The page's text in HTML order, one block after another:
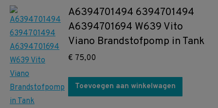
A6394701494 6394701494
A6394701694 W639 Vito
Viano Brandstofpomp in Tank
€ 75,00
Toevoegen aan winkelwagen